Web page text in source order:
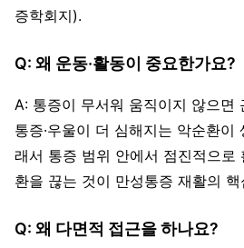
증학회지).
Q: 왜 운동·활동이 중요한가요?
A: 통증이 무서워 움직이지 않으면
통증·우울이 더 심해지는 악순환이
래서 통증 범위 안에서 점진적으로
환을 끊는 것이 만성통증 재활의 핵
Q: 왜 다면적 접근을 하나요?